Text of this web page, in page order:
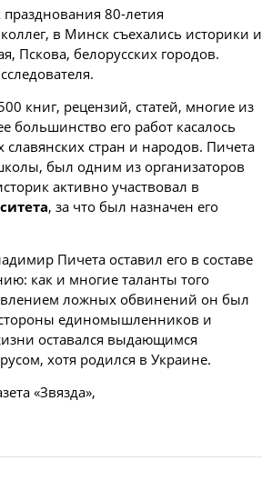
празднования 80-летия
коллег, в Минск съехались историки и
Пскова, белорусских городов.
книг, рецензий, статей, многие из
большинство его работ касалось
стран и народов. Пичета
был одним из организаторов
активно участвовал в
, за что был назначен его
Пичета оставил его в составе
как и многие таланты того
ложных обвинений он был
стороны единомышленников и
оставался выдающимся
хотя родился в Украине.
«Звязда»,